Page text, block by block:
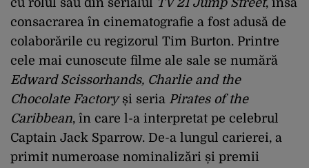
consacrarea în cinematografie a fost adusă de
colaborările cu regizorul Tim Burton. Printre
cele mai cunoscute filme ale sale se numără
Edward Scissorhands, Charlie and the
Chocolate Factoryși seria Pirates of the
Caribbean, în care l-a interpretat pe celebrul
Captain Jack Sparrow. De-a lungul carierei, a
primit numeroase nominalizări și premii